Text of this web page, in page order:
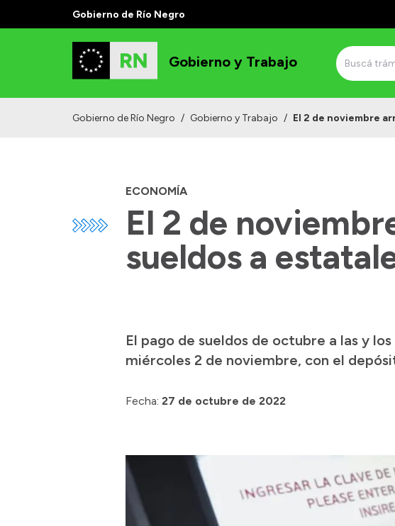
Gobierno de Río Negro
Gobierno y Trabajo
Gobierno de Río Negro / Gobierno y Trabajo / El 2 de noviembre
ECONOMÍA
El 2 de
sueldos a
El pago de sueldos de octubre a las y
miércoles 2 de noviembre, con el
Fecha: 27 de octubre de 2022